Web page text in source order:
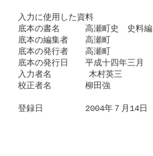
入力に使用した資料
底本の書名　　　高瀬町史　史料編
底本の編集者　　高瀬町
底本の発行者　　高瀬町
底本の発行日　　平成十四年三月
入力者名      　木村英三
校正者名　　　　柳田強
登録日　　　　　2004年７月14日